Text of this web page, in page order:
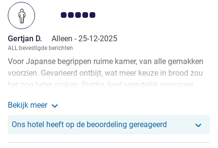
Avis-klantbeoordeling 5.0/5
Gertjan D. Alleen - 25-12-2025
ALL bevestigde berichten
Voor Japanse begrippen ruime kamer, van alle gemakken
voorzien. Gevarieerd ontbijt, wat meer keuze in brood zou
het nog beter maken. Prettig, heel vriendelijk personeel.
(Kintetsu Nara en JR Nara zijn een stuk verder verwijderd,
20 tot 30 minuten te voet). Maakt het ideaal om de
bijzondere tempels in het westen van Nara te bezichtigen,
die een stuk minder druk zijn dan die in de omgeving van
Bekijk meer
Ons hotel heeft op de beoordeling gereageerd Ons hotel